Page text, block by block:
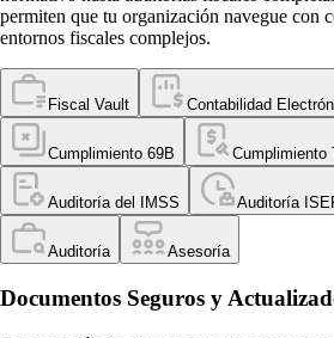
permiten que tu organización navegue con
entornos fiscales complejos.
Fiscal Vault Contabilidad
Cumplimiento 69B Cumplimiento
Auditoría del IMSS Auditoría
Auditoría Asesoría
Documentos Seguros y